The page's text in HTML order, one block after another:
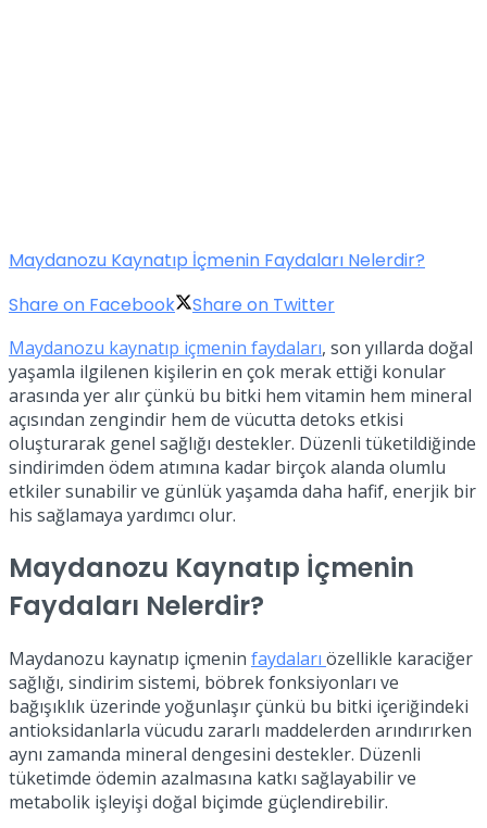
Maydanozu Kaynatıp İçmenin Faydaları Nelerdir?
Share on Facebook
Share on Twitter
Maydanozu kaynatıp içmenin faydaları, son yıllarda doğal
yaşamla ilgilenen kişilerin en çok merak ettiği konular
arasında yer alır çünkü bu bitki hem vitamin hem mineral
açısından zengindir hem de vücutta detoks etkisi
oluşturarak genel sağlığı destekler. Düzenli tüketildiğinde
sindirimden ödem atımına kadar birçok alanda olumlu
etkiler sunabilir ve günlük yaşamda daha hafif, enerjik bir
his sağlamaya yardımcı olur.
Maydanozu Kaynatıp İçmenin
Faydaları Nelerdir?
Maydanozu kaynatıp içmenin faydaları özellikle karaciğer
sağlığı, sindirim sistemi, böbrek fonksiyonları ve
bağışıklık üzerinde yoğunlaşır çünkü bu bitki içeriğindeki
antioksidanlarla vücudu zararlı maddelerden arındırırken
aynı zamanda mineral dengesini destekler. Düzenli
tüketimde ödemin azalmasına katkı sağlayabilir ve
metabolik işleyişi doğal biçimde güçlendirebilir.